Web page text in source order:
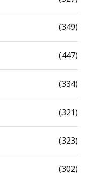
(349)
(447)
(334)
(321)
(323)
(302)